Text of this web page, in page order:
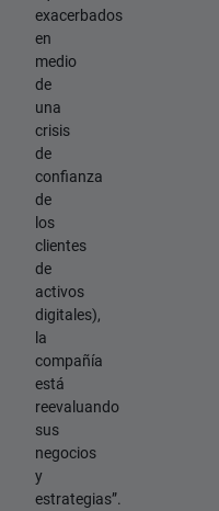
exacerbados
en
medio
de
una
crisis
de
confianza
de
los
clientes
de
activos
digitales),
la
compañía
está
reevaluando
sus
negocios
y
estrategias”.